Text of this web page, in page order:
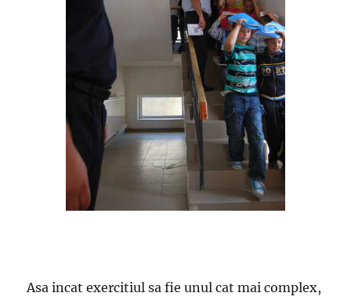
Asa incat exercitiul sa fie unul cat mai complex,